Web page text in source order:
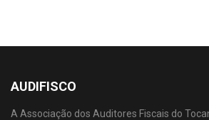
AUDIFISCO
A Associação dos Auditores Fiscais do